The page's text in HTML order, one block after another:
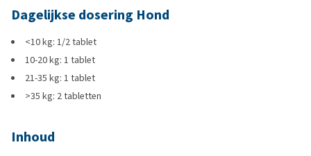
Dagelijkse dosering Hond
<10 kg: 1/2 tablet
10-20 kg: 1 tablet
21-35 kg: 1 tablet
>35 kg: 2 tabletten
Inhoud